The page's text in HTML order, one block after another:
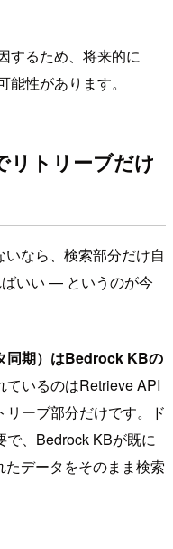
するため、将来的に
性があります。
リトリーブだけ
なら、検索部分だけ自
いい — というのが今
同期）はBedrock KBの
ているのはRetrieve API
ーブ部分だけです。ド
で、Bedrock KBが既に
データをそのまま検索